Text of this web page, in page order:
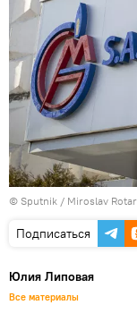
© Sputnik / Miroslav
Подписаться
Юлия Липовая
Все материалы